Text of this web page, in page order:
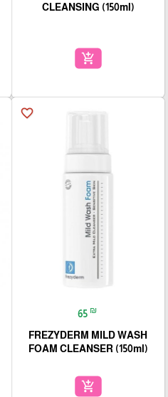
CLEANSING (150ml)
add_shopping_cart
favorite_border
65 ₪
FREZYDERM MILD WASH
FOAM CLEANSER (150ml)
add_shopping_cart